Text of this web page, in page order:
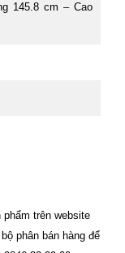
145.8 cm – Cao
phẩm trên website
phân bán hàng để